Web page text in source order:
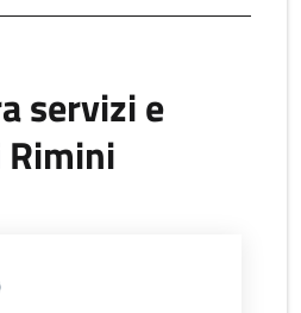
servizi e